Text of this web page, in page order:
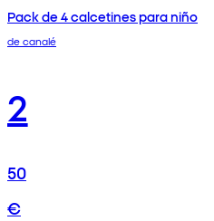
Pack de 4 calcetines para niño
de canalé
2
50
€